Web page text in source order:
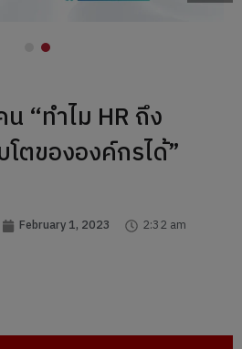
“ทำไม HR ถึง
ตขององค์กรได้”
February 1, 2023 2:32 am